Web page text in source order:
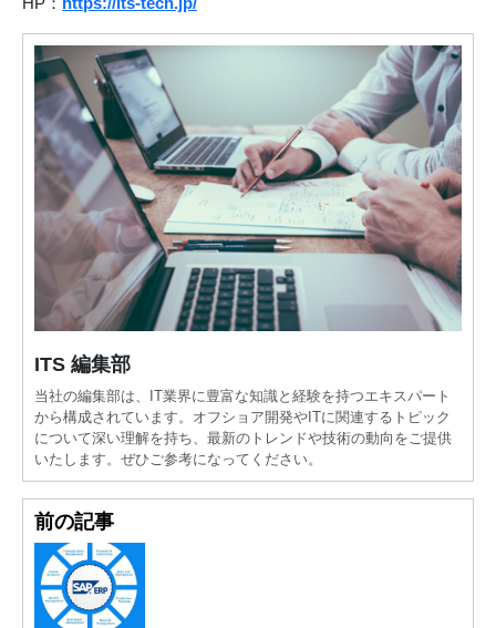
ITS 編集部
当社の編集部は、IT業界に豊富な知識と経験を持つエキスパート
から構成されています。オフショア開発やITに関連するトピック
について深い理解を持ち、最新のトレンドや技術の動向をご提供
いたします。ぜひご参考になってください。
前の記事